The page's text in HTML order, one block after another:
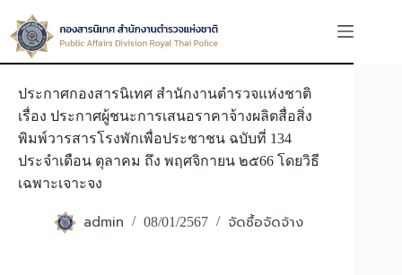
to
content
ประกาศกองสารนิเทศ สำนักงานตำรวจแห่งชาติ
เรื่อง ประกาศผู้ชนะการเสนอราคาจ้างผลิตสื่อสิ่ง
พิมพ์วารสารโรงพักเพื่อประชาชน ฉบับที่ 134
ประจำเดือน ตุลาคม ถึง พฤศจิกายน ๒๕66 โดยวิธี
เฉพาะเจาะจง
admin 08/01/2567 จัดซื้อจัดจ้าง